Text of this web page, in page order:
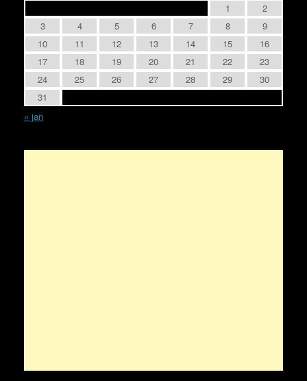
1
2
3
4 5 6 7 8
9
10
11 12 13 14 15
16
17
18 19 20 21 22
23
24
25 26 27 28 29
30
31
« jan